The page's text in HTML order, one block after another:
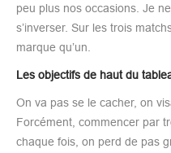
peu plus nos occasions. Je
s’inverser. Sur les trois
marque qu’un.
Les objectifs de haut du
On va pas se le cacher, on
Forcément, commencer par
chaque fois, on perd de pas